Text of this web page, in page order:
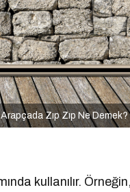
Arapçada Zıp Zıp Ne Demek?